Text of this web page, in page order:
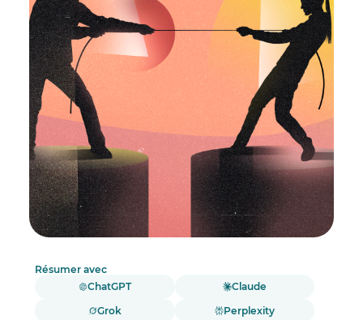
Résumer avec
ChatGPT
Claude
Grok
Perplexity